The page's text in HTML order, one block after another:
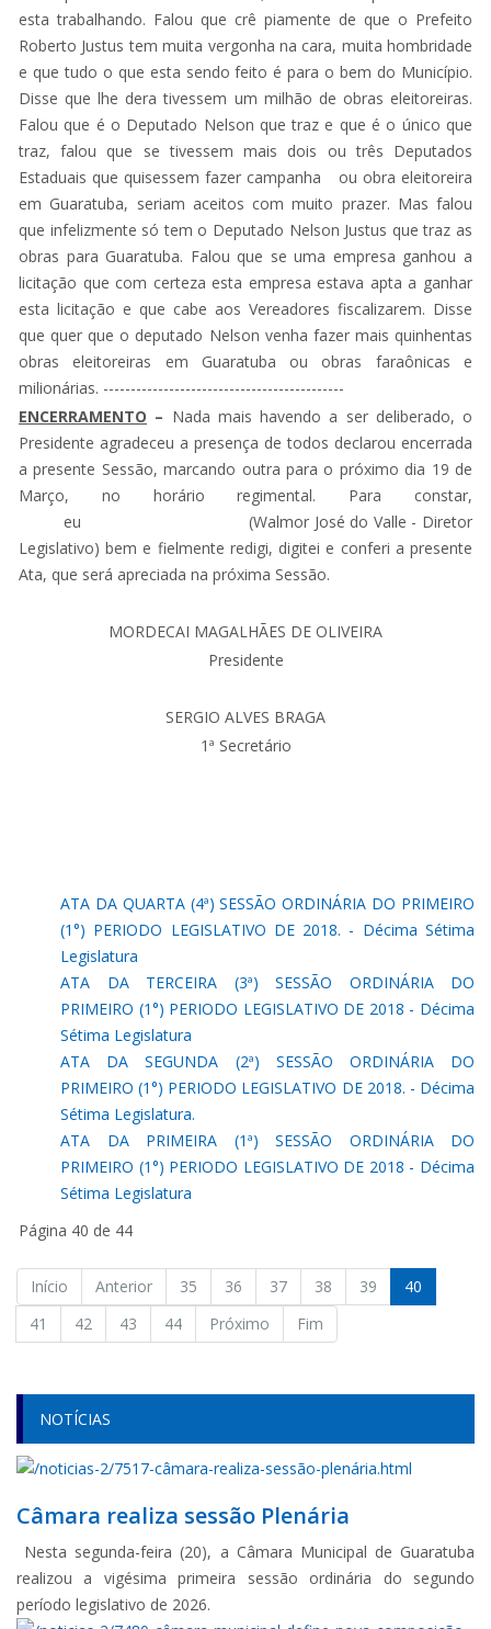
esta trabalhando. Falou que crê piamente de que o Prefeito
Roberto Justus tem muita vergonha na cara, muita hombridade
e que tudo o que esta sendo feito é para o bem do Município.
Disse que lhe dera tivessem um milhão de obras eleitoreiras.
Falou que é o Deputado Nelson que traz e que é o único que
traz, falou que se tivessem mais dois ou três Deputados
Estaduais que quisessem fazer campanha ou obra eleitoreira
em Guaratuba, seriam aceitos com muito prazer. Mas falou
que infelizmente só tem o Deputado Nelson Justus que traz as
obras para Guaratuba. Falou que se uma empresa ganhou a
licitação que com certeza esta empresa estava apta a ganhar
esta licitação e que cabe aos Vereadores fiscalizarem. Disse
que quer que o deputado Nelson venha fazer mais quinhentas
obras eleitoreiras em Guaratuba ou obras faraônicas e
milionárias. --------------------------------------------
ENCERRAMENTO – Nada mais havendo a ser deliberado, o
Presidente agradeceu a presença de todos declarou encerrada
a presente Sessão, marcando outra para o próximo dia 19 de
Março, no horário regimental. Para constar,
eu (Walmor José do Valle - Diretor
Legislativo) bem e fielmente redigi, digitei e conferi a presente
Ata, que será apreciada na próxima Sessão.
MORDECAI MAGALHÃES DE OLIVEIRA
Presidente
SERGIO ALVES BRAGA
1ª Secretário
ATA DA QUARTA (4ª) SESSÃO ORDINÁRIA DO PRIMEIRO
(1°) PERIODO LEGISLATIVO DE 2018. - Décima Sétima
Legislatura
ATA DA TERCEIRA (3ª) SESSÃO ORDINÁRIA DO
PRIMEIRO (1°) PERIODO LEGISLATIVO DE 2018 - Décima
Sétima Legislatura
ATA DA SEGUNDA (2ª) SESSÃO ORDINÁRIA DO
PRIMEIRO (1°) PERIODO LEGISLATIVO DE 2018. - Décima
Sétima Legislatura.
ATA DA PRIMEIRA (1ª) SESSÃO ORDINÁRIA DO
PRIMEIRO (1°) PERIODO LEGISLATIVO DE 2018 - Décima
Sétima Legislatura
Página 40 de 44
Início Anterior 35 36 37 38 39
40
41
42 43 44 Próximo Fim
NOTÍCIAS
Câmara realiza sessão Plenária
Nesta segunda-feira (20), a Câmara Municipal de Guaratuba
realizou a vigésima primeira sessão ordinária do segundo
período legislativo de 2026.